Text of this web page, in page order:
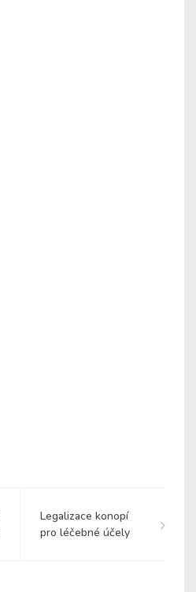
Legalizace konopí
pro léčebné účely